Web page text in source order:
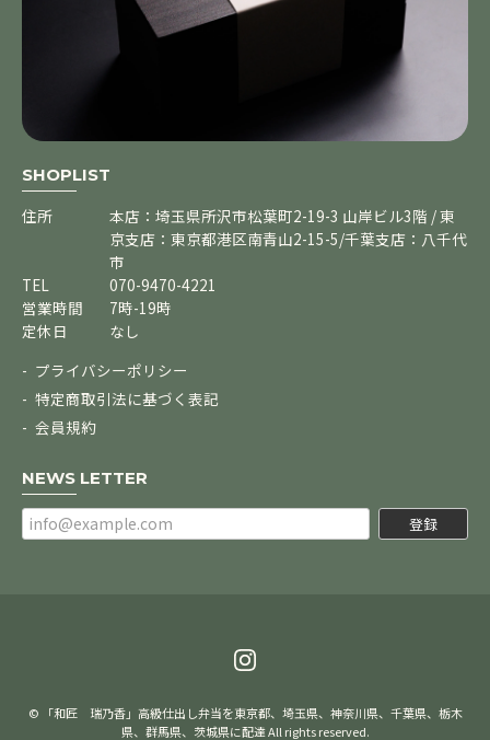
SHOPLIST
住所
本店：埼玉県所沢市松葉町2-19-3 山岸ビル3階 / 東
京支店：東京都港区南青山2-15-5/千葉支店：八千代
市
TEL
070-9470-4221
営業時間
7時-19時
定休日
なし
プライバシーポリシー
特定商取引法に基づく表記
会員規約
NEWS LETTER
登録
© 「和匠 瑞乃香」高級仕出し弁当を東京都、埼玉県、神奈川県、千葉県、栃木
県、群馬県、茨城県に配達 All rights reserved.